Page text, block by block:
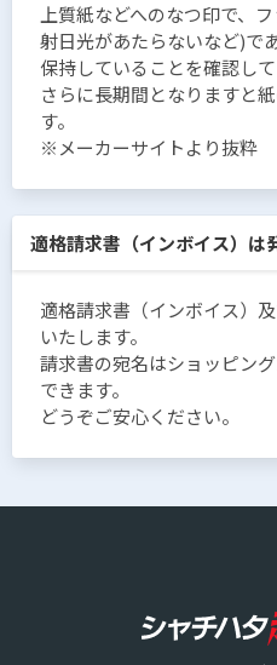
上質紙などへのなつ印で、
射日光があたらないなど)で
保持していることを確認して
さらに長期間となりますと
す。
※メーカーサイトより抜粋
適格請求書（インボイス）は
適格請求書（インボイス）
いたします。
請求書の宛名はショッピン
できます。
どうぞご安心ください。